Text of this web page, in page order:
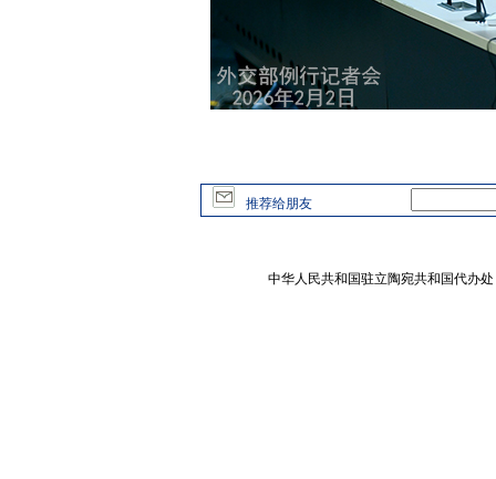
推荐给朋友
中华人民共和国驻立陶宛共和国代办处